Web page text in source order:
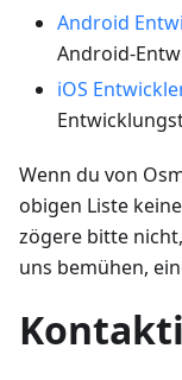
Android
Android-
iOS
Wenn du von
obigen Liste
zögere bitte
uns bemühen,